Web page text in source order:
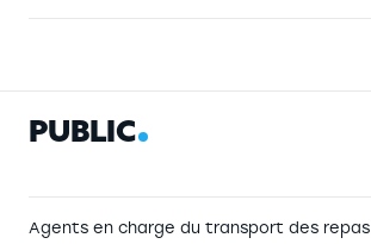
PUBLIC
Agents en charge du transport des repas